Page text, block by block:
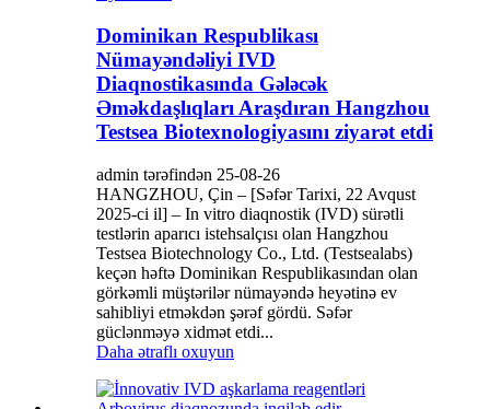
Dominikan Respublikası
Nümayəndəliyi IVD
Diaqnostikasında Gələcək
Əməkdaşlıqları Araşdıran Hangzhou
Testsea Biotexnologiyasını ziyarət etdi
admin tərəfindən 25-08-26
HANGZHOU, Çin – [Səfər Tarixi, 22 Avqust
2025-ci il] – In vitro diaqnostik (IVD) sürətli
testlərin aparıcı istehsalçısı olan Hangzhou
Testsea Biotechnology Co., Ltd. (Testsealabs)
keçən həftə Dominikan Respublikasından olan
görkəmli müştərilər nümayəndə heyətinə ev
sahibliyi etməkdən şərəf gördü. Səfər
güclənməyə xidmət etdi...
Daha ətraflı oxuyun